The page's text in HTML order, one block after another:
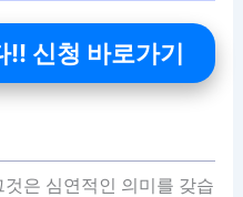
!! 신청 바로가기
은 심연적인 의미를 갖습